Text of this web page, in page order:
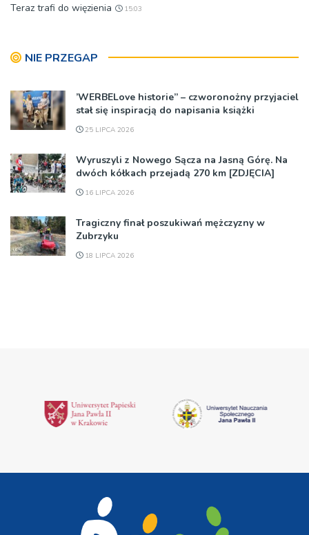
Teraz trafi do więzienia
15:03
NIE PRZEGAP
’WERBELove historie” – czworonożny przyjaciel
stał się inspiracją do napisania książki
25 LIPCA 2026
Wyruszyli z Nowego Sącza na Jasną Górę. Na
dwóch kółkach przejadą 270 km [ZDJĘCIA]
16 LIPCA 2026
Tragiczny finał poszukiwań mężczyzny w
Zubrzyku
18 LIPCA 2026